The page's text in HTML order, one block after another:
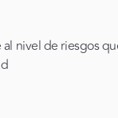
nivel de riesgos